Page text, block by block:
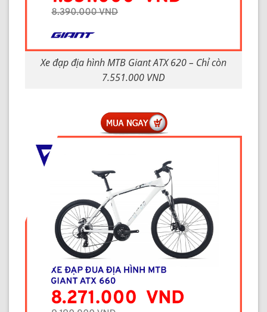
Xe đạp địa hình MTB Giant ATX 620 – Chỉ còn
7.551.000 VND